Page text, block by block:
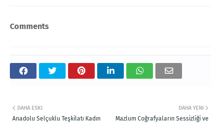
Comments
DAHA YENI
Mazlum Coğrafyaların Sessizliği ve
DAHA ESKI
Anadolu Selçuklu Teşkilatı Kadın